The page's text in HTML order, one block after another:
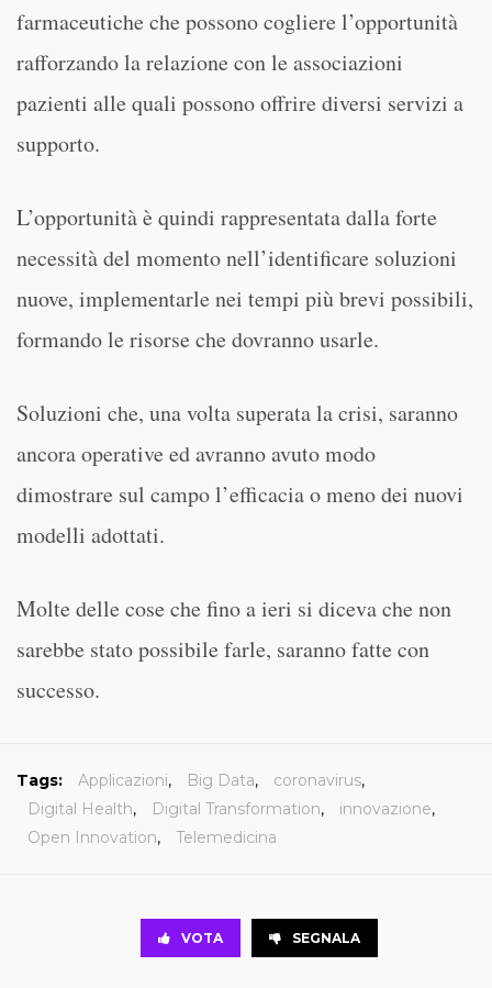
farmaceutiche che possono cogliere l’opportunità
rafforzando la relazione con le associazioni
pazienti alle quali possono offrire diversi servizi a
supporto.
L’opportunità è quindi rappresentata dalla forte
necessità del momento nell’identificare soluzioni
nuove, implementarle nei tempi più brevi possibili,
formando le risorse che dovranno usarle.
Soluzioni che, una volta superata la crisi, saranno
ancora operative ed avranno avuto modo
dimostrare sul campo l’efficacia o meno dei nuovi
modelli adottati.
Molte delle cose che fino a ieri si diceva che non
sarebbe stato possibile farle, saranno fatte con
successo.
Tags: Applicazioni, Big Data, coronavirus,
Digital Health, Digital Transformation, innovazione,
Open Innovation, Telemedicina
VOTA SEGNALA